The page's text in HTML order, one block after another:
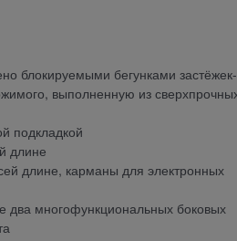
блокируемыми бегунками застёжек-
выполненную из
подкладкой
длине
длине, карманы для электронных
многофункциональных боковых